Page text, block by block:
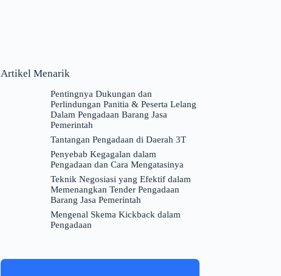
Artikel Menarik
Pentingnya Dukungan dan
Perlindungan Panitia & Peserta Lelang
Dalam Pengadaan Barang Jasa
Pemerintah
Tantangan Pengadaan di Daerah 3T
Penyebab Kegagalan dalam
Pengadaan dan Cara Mengatasinya
Teknik Negosiasi yang Efektif dalam
Memenangkan Tender Pengadaan
Barang Jasa Pemerintah
Mengenal Skema Kickback dalam
Pengadaan